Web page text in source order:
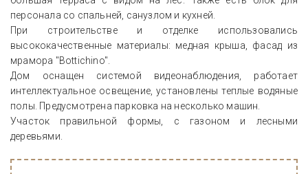
персонала со спальней, санузлом и кухней.
При строительстве и отделке использовались
высококачественные материалы: медная крыша, фасад из
мрамора "Bottichino".
Дом оснащен системой видеонаблюдения, работает
интеллектуальное освещение, установлены теплые водяные
полы. Предусмотрена парковка на несколько машин.
Участок правильной формы, с газоном и лесными
деревьями.